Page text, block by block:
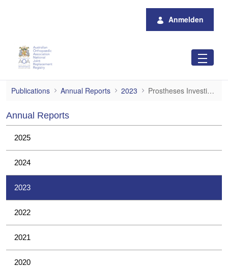
Anmelden
Prostheses Investigations
Publications Annual Reports 2023 Prostheses Investigations
Annual Reports
2025
2024
2023
2022
2021
2020